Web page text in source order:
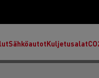
SähköautotKuljetusalat